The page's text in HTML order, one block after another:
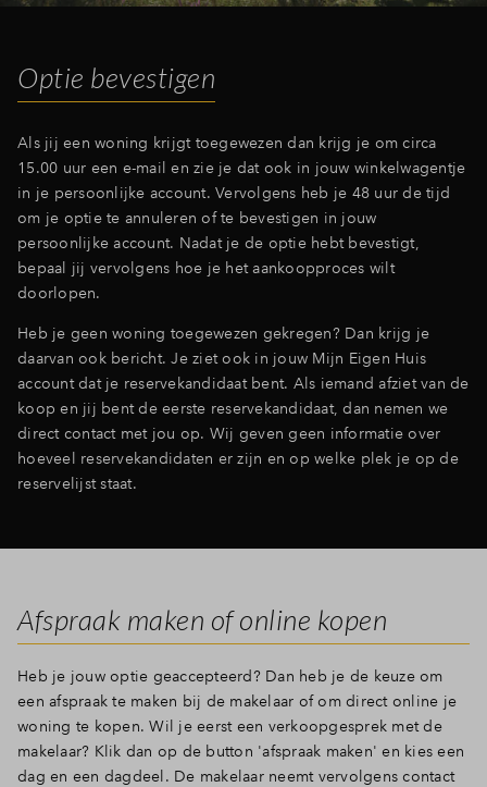
Optie bevestigen
Als jij een woning krijgt toegewezen dan krijg je om circa
15.00 uur een e-mail en zie je dat ook in jouw winkelwagentje
in je persoonlijke account. Vervolgens heb je 48 uur de tijd
om je optie te annuleren of te bevestigen in jouw
persoonlijke account. Nadat je de optie hebt bevestigt,
bepaal jij vervolgens hoe je het aankoopproces wilt
doorlopen.
Heb je geen woning toegewezen gekregen? Dan krijg je
daarvan ook bericht. Je ziet ook in jouw Mijn Eigen Huis
account dat je reservekandidaat bent. Als iemand afziet van de
koop en jij bent de eerste reservekandidaat, dan nemen we
direct contact met jou op. Wij geven geen informatie over
hoeveel reservekandidaten er zijn en op welke plek je op de
reservelijst staat.
Afspraak maken of online kopen
Heb je jouw optie geaccepteerd? Dan heb je de keuze om
een afspraak te maken bij de makelaar of om direct online je
woning te kopen. Wil je eerst een verkoopgesprek met de
makelaar? Klik dan op de button 'afspraak maken' en kies een
dag en een dagdeel. De makelaar neemt vervolgens contact